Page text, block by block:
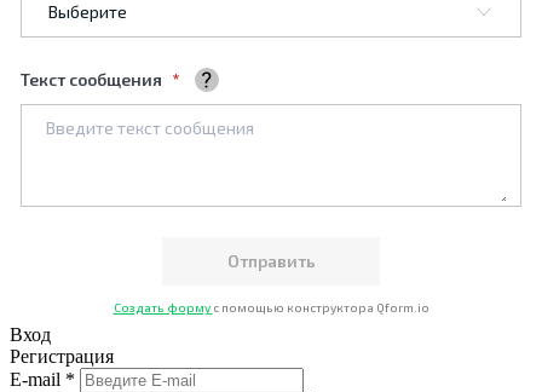
Текст сообщения
Создать форму с помощью конструктора Qform.io
Вход
Регистрация
E-mail *